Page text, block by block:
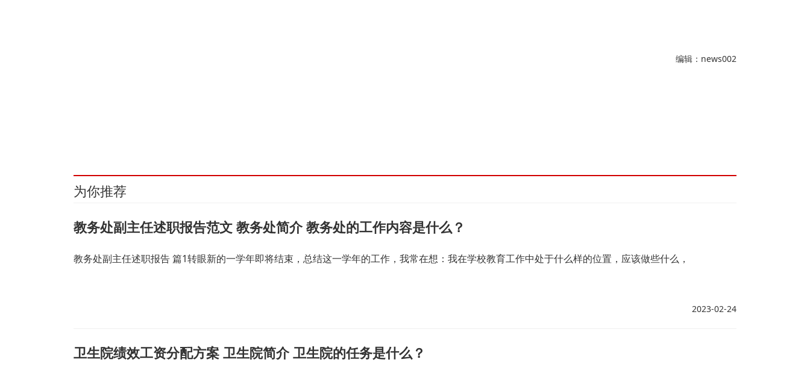
编辑：news002
为你推荐
教务处副主任述职报告范文 教务处简介 教务处的工作内容是什么？
教务处副主任述职报告 篇1转眼新的一学年即将结束，总结这一学年的工作，我常在想：我在学校教育工作中处于什么样的位置，应该做些什么，
2023-02-24
卫生院绩效工资分配方案 卫生院简介 卫生院的任务是什么？